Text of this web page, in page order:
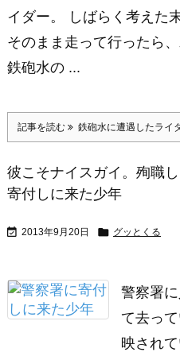
イダー。 しばらく考えた
そのまま走って行ったら
鉄砲水の ...
記事を読む 鉄砲水に遭遇したライ
彼こそナイスガイ。殉職
寄付しに来た少年
 2013年9月20日  グッとくる
警察署
て去っ
映され